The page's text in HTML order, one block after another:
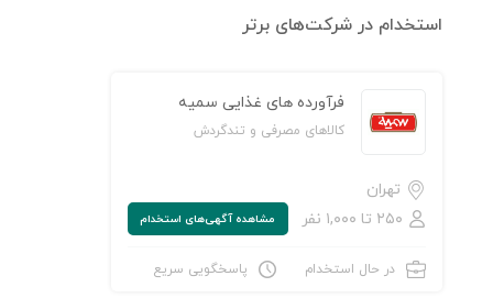
استخدام در شرکت‌های برتر
فرآورده های غذایی سمیه
کالاهای مصرفی و تندگردش
تهران
۲۵۰ تا ۱,۰۰۰ نفر
مشاهده‌ آگهی‌های استخدام
در حال استخدام پاسخگویی سریع